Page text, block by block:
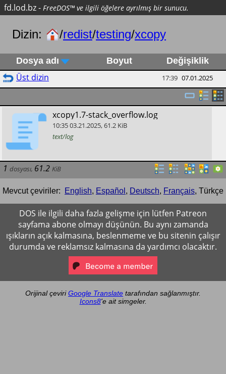
fd.lod.bz- FreeDOS™ ve ilgili öğelere ayrılmış bir sunucu.
Dizin: /redist/testing/xcopy
Dosya adı Boyut Değişiklik
Üst dizin 17:39 07.01.2025
​xcopy1.7-stack_overflow.log
10:3503.21.2025,61.2 KiB
text/log
1 dosyası, 61.2 KiB
Mevcut çeviriler: English, Español , Deutsch, Français, Türkçe
DOS ile ilgili daha fazla gelişme için lütfen Patreon
sayfama abone olmayı düşünün. Bu aynı zamanda
ışıkların açık kalmasına, beslenmeme ve bu sitenin çalışır
durumda ve reklamsız kalmasına da yardımcı olacaktır.
Orijinal çeviriGoogle Translate tarafından sağlanmıştır.
Icons8'e ait simgeler.